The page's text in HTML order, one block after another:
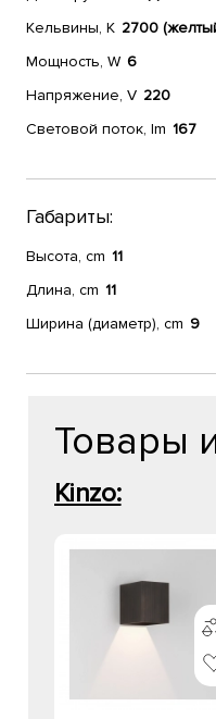
Кельвины, К 2700
Мощность, W 6
Напряжение, V 220
Световой поток, lm 167
Габариты:
Высота, cm 11
Длина, cm 11
Ширина (диаметр), cm 9
Товары
Kinzo: